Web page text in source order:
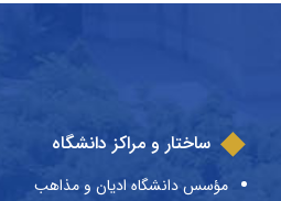
ساختار و مراکز دانشگاه
مؤسس دانشگاه ادیان و مذاهب